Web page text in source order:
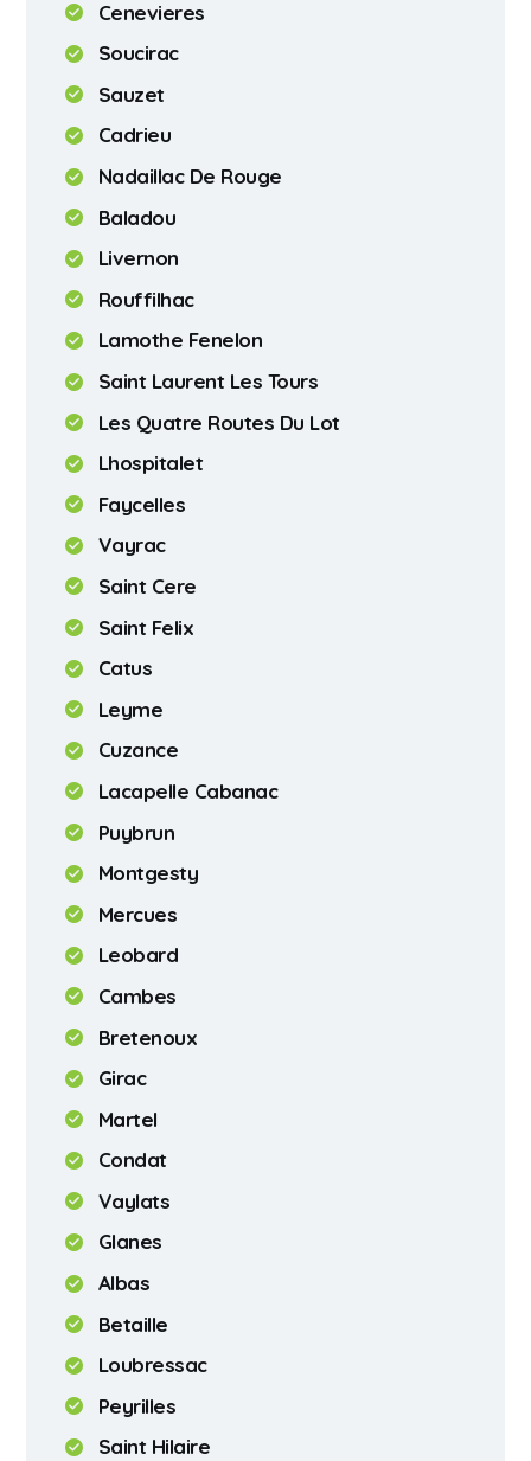
Cenevieres
Soucirac
Sauzet
Cadrieu
Nadaillac De Rouge
Baladou
Livernon
Rouffilhac
Lamothe Fenelon
Saint Laurent Les Tours
Les Quatre Routes Du Lot
Lhospitalet
Faycelles
Vayrac
Saint Cere
Saint Felix
Catus
Leyme
Cuzance
Lacapelle Cabanac
Puybrun
Montgesty
Mercues
Leobard
Cambes
Bretenoux
Girac
Martel
Condat
Vaylats
Glanes
Albas
Betaille
Loubressac
Peyrilles
Saint Hilaire